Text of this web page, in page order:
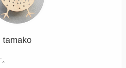
tamako